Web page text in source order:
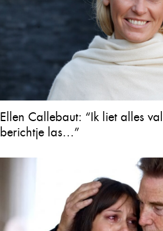
Ellen Callebaut: “Ik liet alles
berichtje las…”